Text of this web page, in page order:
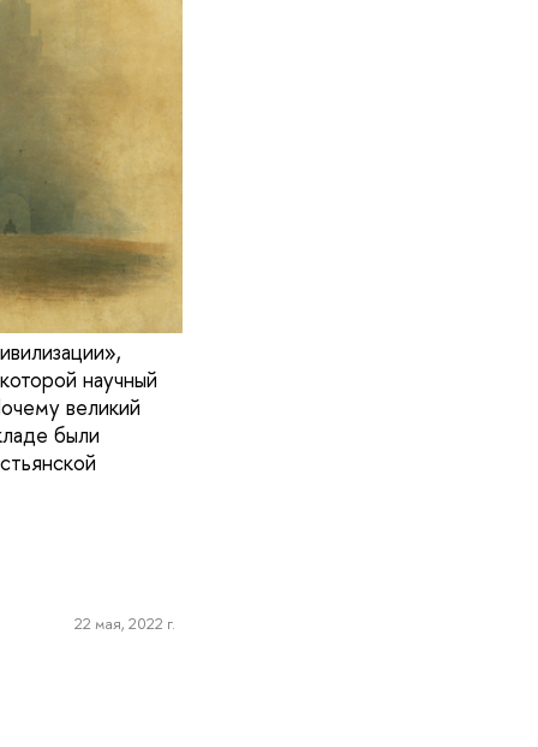
научный
великий
были
22 мая, 2022 г.